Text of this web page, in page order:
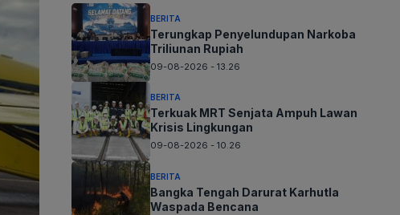
BERITA
Terungkap Penyelundupan Narkoba
Triliunan Rupiah
09-08-2026 - 13.26
BERITA
Terkuak MRT Senjata Ampuh Lawan
Krisis Lingkungan
09-08-2026 - 10.26
BERITA
Bangka Tengah Darurat Karhutla
Waspada Bencana